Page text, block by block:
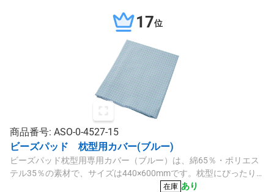
17位
商品番号: ASO-0-4527-15
ビーズパッド 枕型用カバー(ブルー)
ビーズパッド枕型用専用カバー（ブルー）は、綿65％・ポリエス
テル35％の素材で、サイズは440×600mmです。枕型にぴったり
フィットし、快適にお使いいただけるカバーです。
在庫 あり